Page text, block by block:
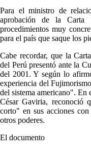
Para el ministro de
aprobación de la
procedimientos muy
para el país que saque los
Cabe recordar, que la
del Perú presentó ante la
del 2001. Y según lo
experiencia del
del sistema americano". En
César Gaviria, reconoció
corto" en sus acciones
otros poderes.
El documento